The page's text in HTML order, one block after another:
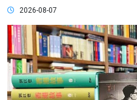
2026-08-07